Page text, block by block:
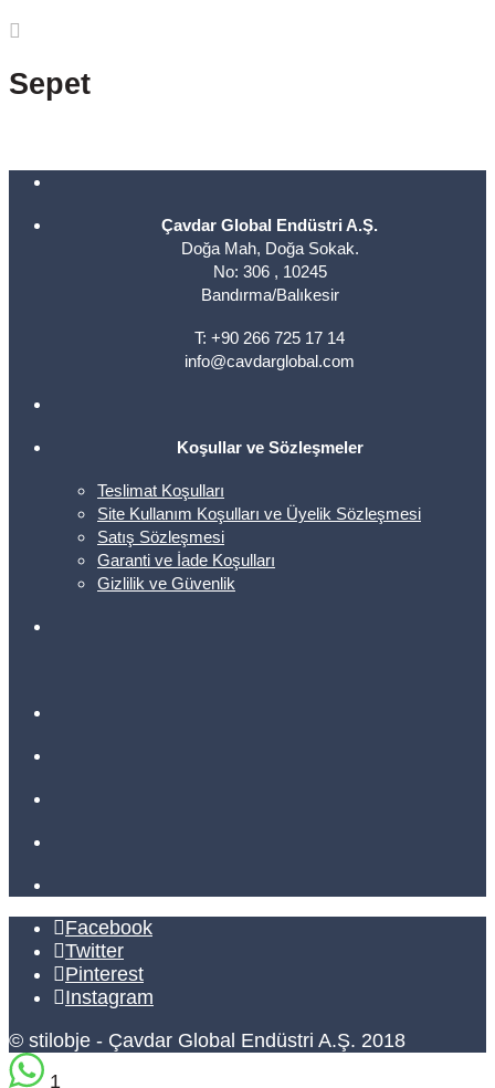
Sepet
Çavdar Global Endüstri A.Ş.
Doğa Mah, Doğa Sokak.
No: 306 , 10245
Bandırma/Balıkesir
T: +90 266 725 17 14
info@cavdarglobal.com
Koşullar ve Sözleşmeler
Teslimat Koşulları
Site Kullanım Koşulları ve Üyelik Sözleşmesi
Satış Sözleşmesi
Garanti ve İade Koşulları
Gizlilik ve Güvenlik
Facebook
Twitter
Pinterest
Instagram
© stilobje - Çavdar Global Endüstri A.Ş. 2018
1